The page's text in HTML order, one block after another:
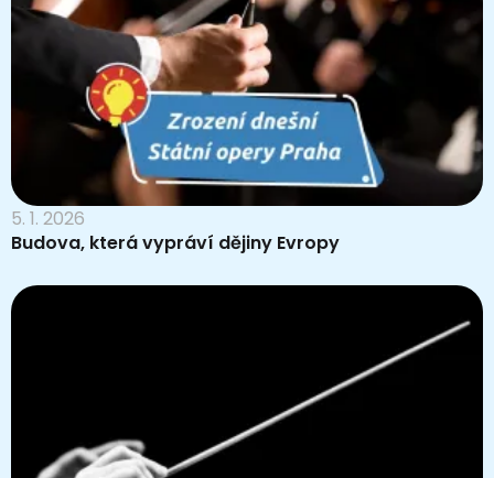
5. 1. 2026
Budova, která vypráví dějiny Evropy